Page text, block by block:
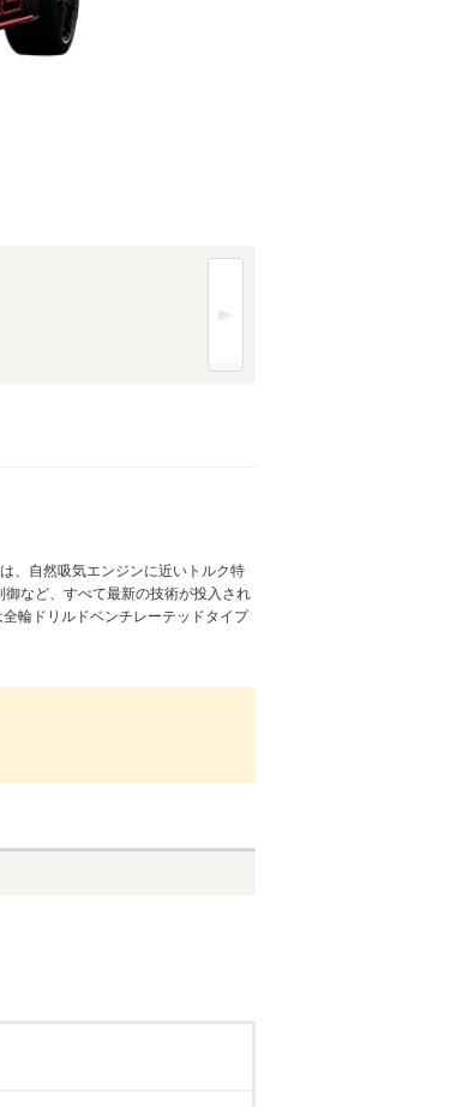
、自然吸気エンジンに近いトルク特
など、すべて最新の技術が投入され
輪ドリルドベンチレーテッドタイプ